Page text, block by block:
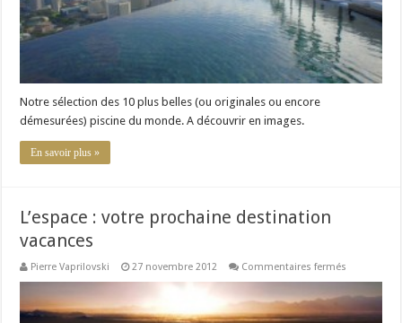
Notre sélection des 10 plus belles (ou originales ou encore
démesurées) piscine du monde. A découvrir en images.
En savoir plus »
L’espace : votre prochaine destination
vacances
Pierre Vaprilovski 27 novembre 2012 Commentaires fermés
votre
prochaine